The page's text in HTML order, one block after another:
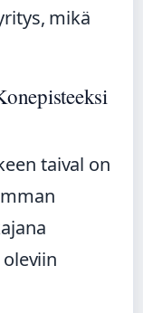
mikä
taival on